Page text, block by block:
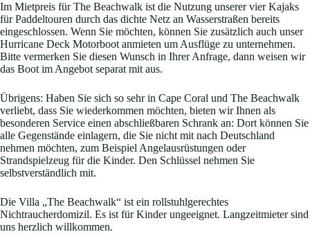
Im Mietpreis für The Beachwalk ist die Nutzung unserer vier Kajaks
für Paddeltouren durch das dichte Netz an Wasserstraßen bereits
eingeschlossen. Wenn Sie möchten, können Sie zusätzlich auch unser
Hurricane Deck Motorboot anmieten um Ausflüge zu unternehmen.
Bitte vermerken Sie diesen Wunsch in Ihrer Anfrage, dann weisen wir
das Boot im Angebot separat mit aus.
Übrigens: Haben Sie sich so sehr in Cape Coral und The Beachwalk
verliebt, dass Sie wiederkommen möchten, bieten wir Ihnen als
besonderen Service einen abschließbaren Schrank an: Dort können Sie
alle Gegenstände einlagern, die Sie nicht mit nach Deutschland
nehmen möchten, zum Beispiel Angelausrüstungen oder
Strandspielzeug für die Kinder. Den Schlüssel nehmen Sie
selbstverständlich mit.
Die Villa „The Beachwalk“ ist ein rollstuhlgerechtes
Nichtraucherdomizil. Es ist für Kinder ungeeignet. Langzeitmieter sind
uns herzlich willkommen.